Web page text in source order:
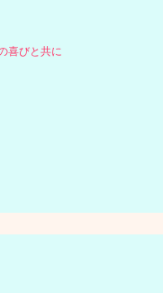
喜びと共に